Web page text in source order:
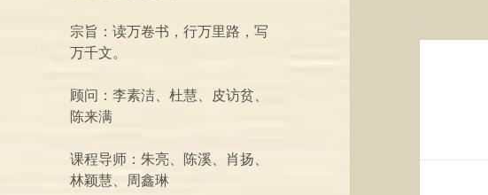
宗旨：读万卷书，行万里路，写
万千文。
顾问：李素洁、杜慧、皮访贫、
陈来满
课程导师：朱亮、陈溪、肖扬、
林颖慧、周鑫琳